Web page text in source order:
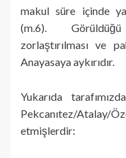
makul süre içinde
(m.6). Görüldüğü
zorlaştırılması ve
Anayasaya aykırıdır.
Yukarıda
Pekcanıtez/Atalay/
etmişlerdir: